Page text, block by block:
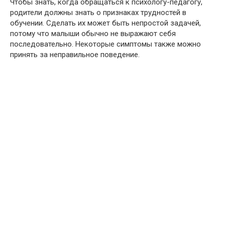
Чтобы знать, когда обращаться к психологу-педагогу,
родители должны знать о признаках трудностей в
обучении. Сделать их может быть непростой задачей,
потому что малыши обычно не выражают себя
последовательно. Некоторые симптомы также можно
принять за неправильное поведение.